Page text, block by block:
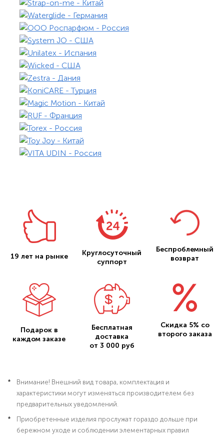
19 лет на рынке
Круглосуточный
суппорт
Беспроблемный
возврат
Подарок в
каждом заказе
Бесплатная
доставка
от 3 000 руб
Скидка 5% со
второго заказа
Внимание! Внешний вид товара, комплектация и
характеристики могут изменяться производителем без
предварительных уведомлений.
Приобретенные изделия прослужат гораздо дольше при
бережном уходе и соблюдении элементарных правил